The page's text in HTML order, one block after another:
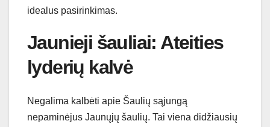
idealus pasirinkimas.
Jaunieji šauliai: Ateities
lyderių kalvė
Negalima kalbėti apie Šaulių sąjungą
nepaminėjus Jaunųjų šaulių. Tai viena didžiausių